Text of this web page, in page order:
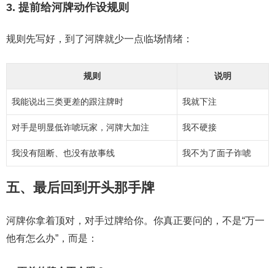
3. 提前给河牌动作设规则
规则先写好，到了河牌就少一点临场情绪：
规则 说明
我能说出三类更差的跟注牌时 我就下注
对手是明显低诈唬玩家，河牌大加注 我不硬接
我没有阻断、也没有故事线 我不为了面子诈唬
五、最后回到开头那手牌
河牌你拿着顶对，对手过牌给你。你真正要问的，不是“万一
他有怎么办”，而是：